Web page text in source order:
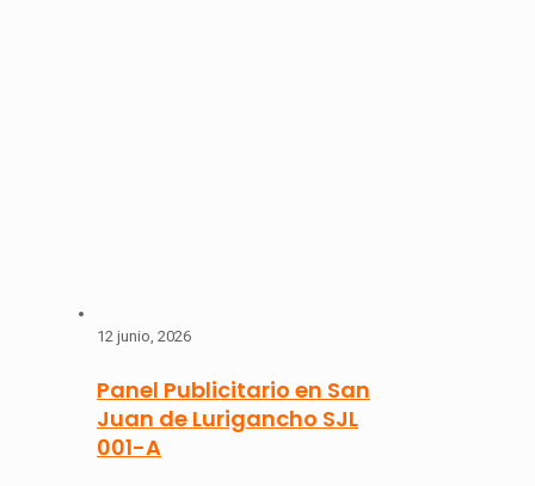
12 junio, 2026
Panel Publicitario en San
Juan de Lurigancho SJL
001-A